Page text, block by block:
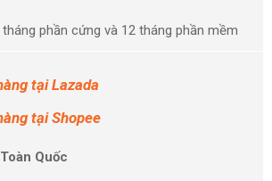
phần cứng và 12 tháng phần mềm
tại Lazada
tại Shopee
Quốc